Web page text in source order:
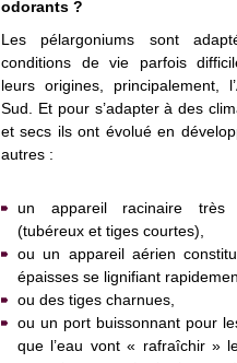
odorants ?
Les pélargoniums sont
conditions de vie parfois
leurs origines, principalement,
Sud. Et pour s’adapter à des
et secs ils ont évolué en
autres :
un appareil racinaire très
(tubéreux et tiges courtes),
ou un appareil aérien
épaisses se lignifiant
ou des tiges charnues,
ou un port buissonnant pour
que l’eau vont « rafraîchir »